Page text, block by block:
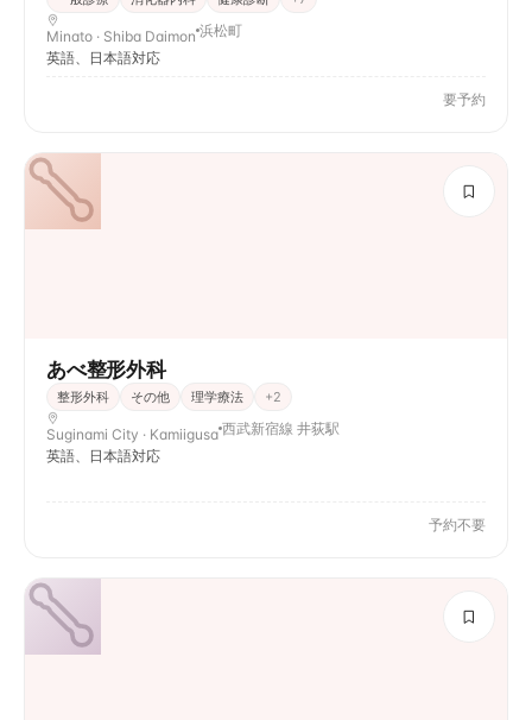
Minato · Shiba Daimon 浜松町
英語、日本語対応
要予約
あべ整形外科
整形外科 その他 理学療法 +2
Suginami City · Kamiigusa 西武新宿線 井荻駅
英語、日本語対応
予約不要